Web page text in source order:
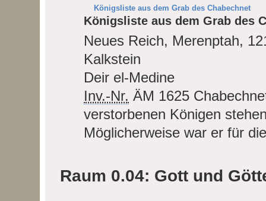
Königsliste aus dem Grab des Chabechnet
Königsliste aus dem Grab des
Neues Reich, Merenptah,
Kalkstein
Deir el-Medine
Inv.-Nr. ÄM 1625
verstorbenen Königen
Möglicherweise war er für
Raum 0.04: Gott und